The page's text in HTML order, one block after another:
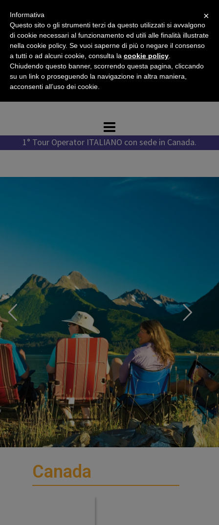
contenuto
Tel. +1 778 987 1796
Tel. +39 351 776 7276
WhatsApp +1 778 987 1796
1° Tour Operator ITALIANO con sede in Canada.
Canada
×
Informativa
Questo sito o gli strumenti terzi da questo utilizzati si avvalgono
di cookie necessari al funzionamento ed utili alle finalità illustrate
nella cookie policy. Se vuoi saperne di più o negare il consenso
a tutti o ad alcuni cookie, consulta la cookie policy
Chiudendo questo banner, scorrendo questa pagina, cliccando
su un link o proseguendo la navigazione in altra maniera,
acconsenti all’uso dei cookie.